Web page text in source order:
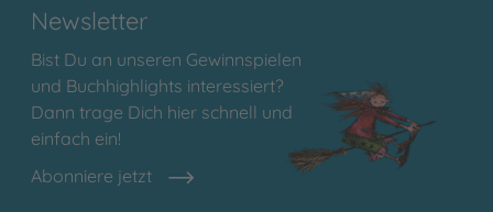
Newsletter
Bist Du an unseren Gewinnspielen
und Buchhighlights interessiert?
Dann trage Dich hier schnell und
einfach ein!
Abonniere jetzt